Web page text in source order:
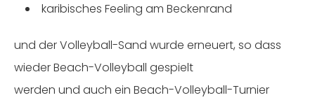
karibisches Feeling am Beckenrand
und der Volleyball-Sand wurde erneuert, so dass
wieder Beach-Volleyball gespielt
werden und auch ein Beach-Volleyball-Turnier